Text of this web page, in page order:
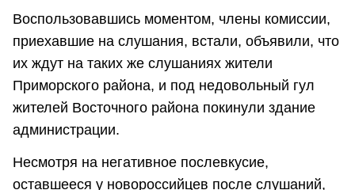
Воспользовавшись моментом, члены комиссии,
приехавшие на слушания, встали, объявили, что
их ждут на таких же слушаниях жители
Приморского района, и под недовольный гул
жителей Восточного района покинули здание
администрации.
Несмотря на негативное послевкусие,
оставшееся у новороссийцев после слушаний,